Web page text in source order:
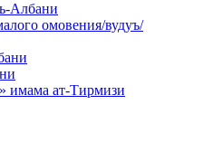
Албани
омовения/вудуъ/
имама ат-Тирмизи